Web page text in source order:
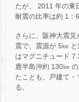
たが、 2011 年の東
耐震の比率は約 1：
さらに、阪神大震
震で、震源が 5㎞
はマグニチュード
鹿半島沖約 130㎞
たことも、戸建て・
る。